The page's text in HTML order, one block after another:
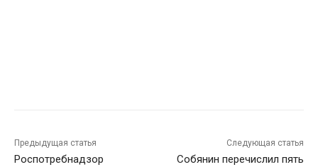
Предыдущая статья
Роспотребнадзор
Следующая статья
Собянин перечислил пять